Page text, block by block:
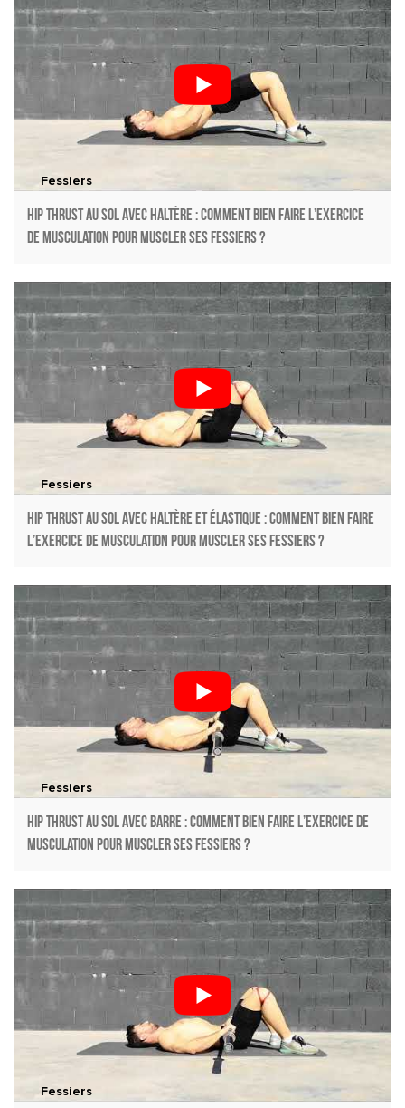
Fessiers
Hip Thrust au sol avec haltère : Comment bien faire l’exercice
de musculation pour muscler ses fessiers ?
Fessiers
Hip thrust au sol avec haltère et élastique : Comment bien faire
l’exercice de musculation pour muscler ses fessiers ?
Fessiers
Hip thrust au sol avec barre : Comment bien faire l’exercice de
musculation pour muscler ses fessiers ?
Fessiers